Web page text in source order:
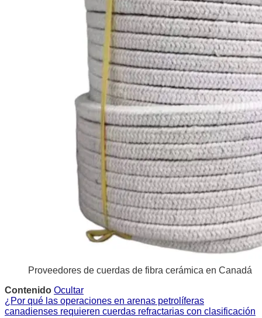
Proveedores de cuerdas de fibra cerámica en Canadá
Contenido Ocultar
¿Por qué las operaciones en arenas petrolíferas
canadienses requieren cuerdas refractarias con clasificación